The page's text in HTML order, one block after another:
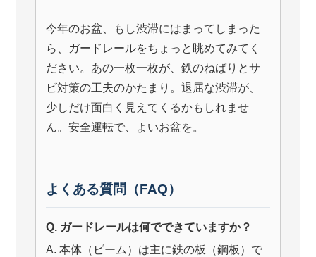
今年のお盆、もし渋滞にはまってしまった
ら、ガードレールをちょっと眺めてみてく
ださい。あの一枚一枚が、鉄のねばりとサ
ビ対策の工夫のかたまり。退屈な渋滞が、
少しだけ面白く見えてくるかもしれませ
ん。安全運転で、よいお盆を。
よくある質問（FAQ）
Q. ガードレールは何でできていますか？
A. 本体（ビーム）は主に鉄の板（鋼板）で